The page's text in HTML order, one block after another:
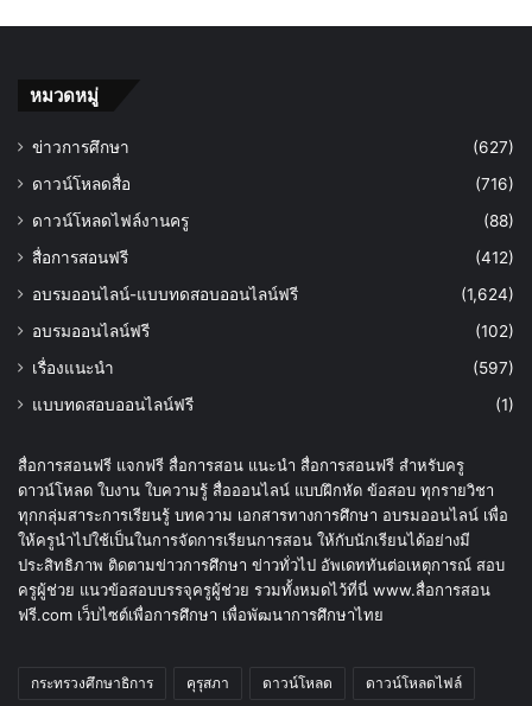
หมวดหมู่
ข่าวการศึกษา
(627)
ดาวน์โหลดสื่อ
(716)
ดาวน์โหลดไฟล์งานครู
(88)
สื่อการสอนฟรี
(412)
อบรมออนไลน์-แบบทดสอบออนไลน์ฟรี
(1,624)
อบรมออนไลน์ฟรี
(102)
เรื่องแนะนำ
(597)
แบบทดสอบออนไลน์ฟรี
(1)
สื่อการสอนฟรี แจกฟรี สื่อการสอน แนะนำ สื่อการสอนฟรี สำหรับครู
ดาวน์โหลด ใบงาน ใบความรู้ สื่อออนไลน์ แบบฝึกหัด ข้อสอบ ทุกรายวิชา
ทุกกลุ่มสาระการเรียนรู้ บทความ เอกสารทางการศึกษา อบรมออนไลน์ เพื่อ
ให้ครูนำไปใช้เป็นในการจัดการเรียนการสอน ให้กับนักเรียนได้อย่างมี
ประสิทธิภาพ ติดตามข่าวการศึกษา ข่าวทั่วไป อัพเดททันต่อเหตุการณ์ สอบ
ครูผู้ช่วย แนวข้อสอบบรรจุครูผู้ช่วย รวมทั้งหมดไว้ที่นี่ www.สื่อการสอน
ฟรี.com เว็บไซต์เพื่อการศึกษา เพื่อพัฒนาการศึกษาไทย
กระทรวงศึกษาธิการ คุรุสภา ดาวน์โหลด ดาวน์โหลดไฟล์